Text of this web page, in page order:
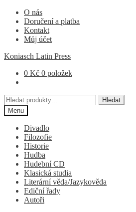
Přeskočit
navigaci
Přejít
obsahu
webu
O nás
Doručení a platba
Kontakt
Můj účet
Koniasch Latin Press
0 Kč 0 položek
Hledat:
Hledat
Menu
Divadlo
Filozofie
Historie
Hudba
Hudební CD
Klasická studia
Literární věda/Jazykověda
Ediční řady
Autoři